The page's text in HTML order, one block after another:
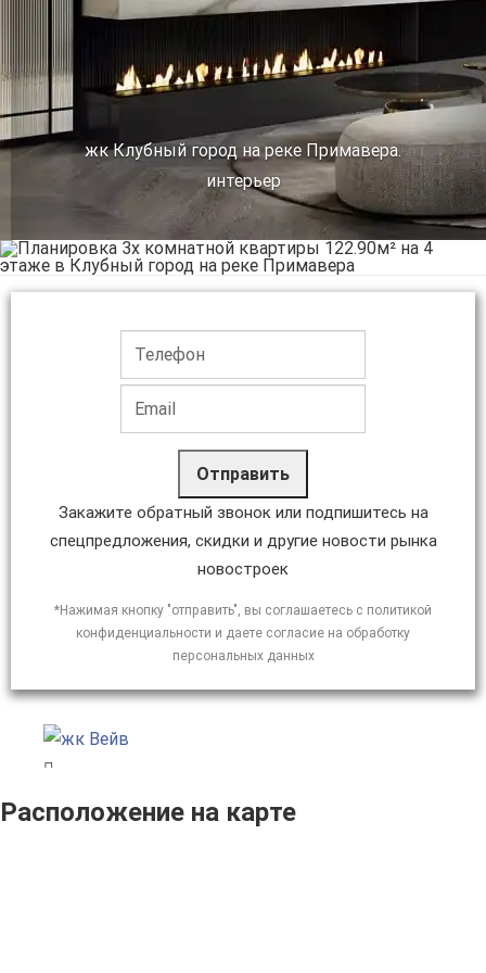
жк Клубный город на реке Примавера.
интерьер
Отправить
Закажите обратный звонок или подпишитесь на
спецпредложения, скидки и другие новости рынка
новостроек
*Нажимая кнопку "отправить", вы соглашаетесь с политикой
конфиденциальности и даете согласие на обработку
персональных данных
Расположение на карте